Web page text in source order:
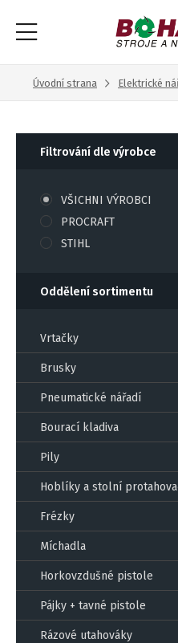
Úvodní strana Elektrické
Filtrování dle výrobce
VŠICHNI VÝROBCI
PROCRAFT
STIHL
Oddělení sortimentu
Vrtačky
Brusky
Pneumatické nářadí
Bourací kladiva
Pily
Hoblíky a stolní
Frézky
Míchadla
Horkovzdušné pistole
Pájky + tavné pistole
Rázové utahováky